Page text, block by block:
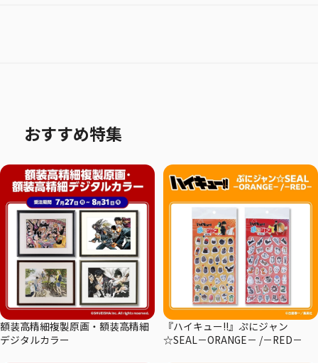
おすすめ特集
額装高精細複製原画・額装高精細
デジタルカラー
『ハイキュー!!』ぷにジャン
☆SEAL－ORANGE－ /－RED－